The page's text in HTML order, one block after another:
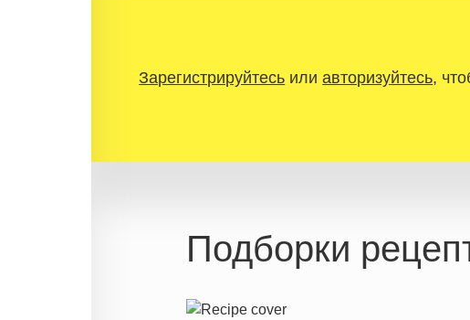
Зарегистрируйтесьили авторизуйтесь,
Подборки